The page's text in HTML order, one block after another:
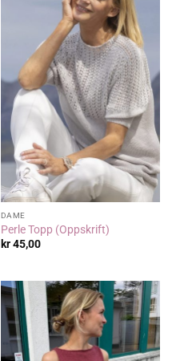
DAME
Perle Topp (Oppskrift)
kr45,00